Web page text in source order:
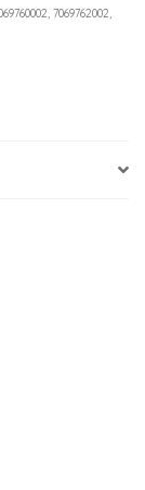
7069762002,